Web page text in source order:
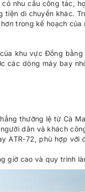
nhu cầu công tác,
di chuyển khác.
trong kế hoạch của
khu vực Đồng
các dòng máy bay
thường lệ từ Cà
dân và khách
ATR-72, phù hợp
giờ cao và quy trình